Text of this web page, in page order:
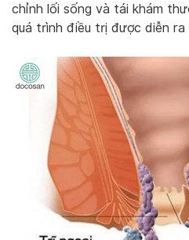
chỉnh lối sống và tái khám
quá trình điều trị được diễn